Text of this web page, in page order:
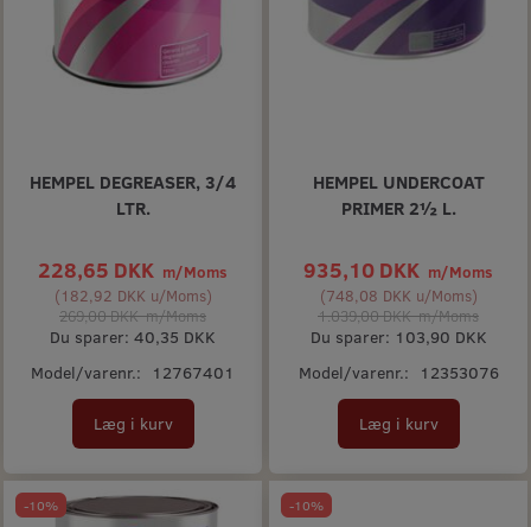
HEMPEL DEGREASER, 3/4
LTR.
228,65 DKK m/Moms
(182,92 DKK u/Moms)
269,00 DKKm/Moms
Du sparer: 40,35 DKK
Model/varenr.:
12767401
Læg i kurv
HEMPEL UNDERCOAT
PRIMER 2½ L.
935,10 DKK m/Moms
(748,08 DKK u/Moms)
1.039,00 DKKm/Moms
Du sparer: 103,90 DKK
Model/varenr.:
12353076
Læg i kurv
-10% -10%